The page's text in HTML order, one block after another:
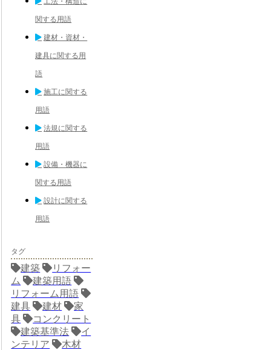
関する用語
建材・資材・
建具に関する用
語
施工に関する
用語
法規に関する
用語
設備・機器に
関する用語
設計に関する
用語
タグ
建築
リフォー
ム
建築用語
リフォーム用語
建具
建材
家
具
コンクリート
建築基準法
イ
ンテリア
木材